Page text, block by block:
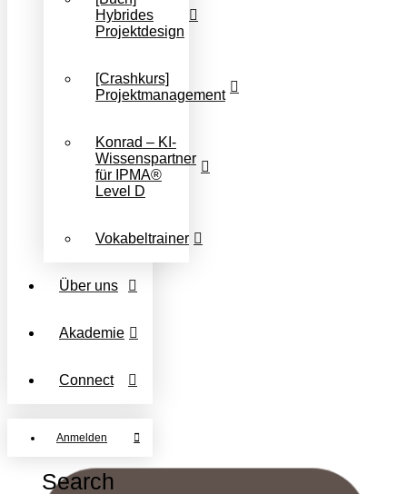
Hybrides
Projektdesign
[Crashkurs]
Projektmanagement
Konrad – KI-
Wissenspartner
für IPMA®
Level D
Vokabeltrainer
Über uns
Akademie
Connect
Anmelden
Search